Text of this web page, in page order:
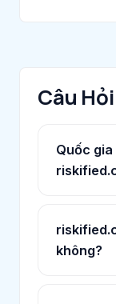
Câu
Quốc
không?